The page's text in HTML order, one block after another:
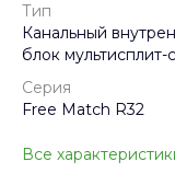
Тип
Канальный
блок мультисплит-
Серия
Free Match R32
Все